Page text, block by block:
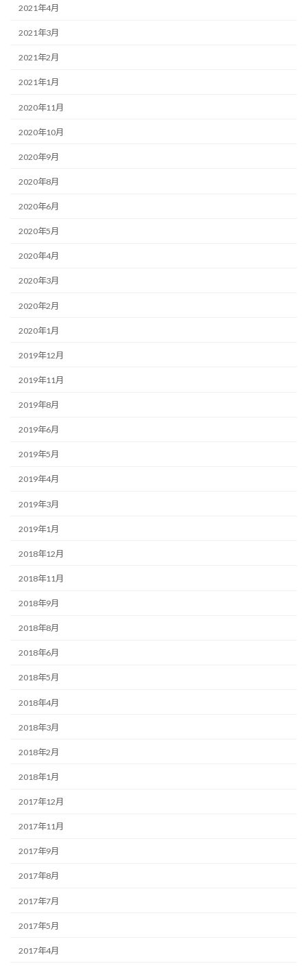
2021年4月
2021年3月
2021年2月
2021年1月
2020年11月
2020年10月
2020年9月
2020年8月
2020年6月
2020年5月
2020年4月
2020年3月
2020年2月
2020年1月
2019年12月
2019年11月
2019年8月
2019年6月
2019年5月
2019年4月
2019年3月
2019年1月
2018年12月
2018年11月
2018年9月
2018年8月
2018年6月
2018年5月
2018年4月
2018年3月
2018年2月
2018年1月
2017年12月
2017年11月
2017年9月
2017年8月
2017年7月
2017年5月
2017年4月